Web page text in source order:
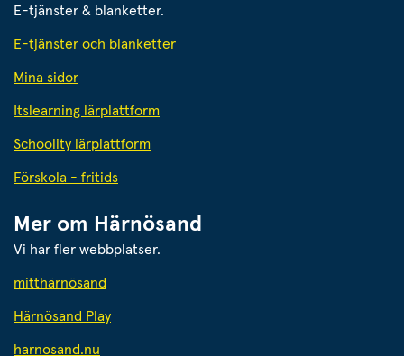
E-tjänster & blanketter.
E-tjänster och blanketter
Mina sidor
Itslearning lärplattform
Schoolity lärplattform
Förskola - fritids
Mer om Härnösand
Vi har fler webbplatser.
mitthärnösand
Härnösand Play
harnosand.nu